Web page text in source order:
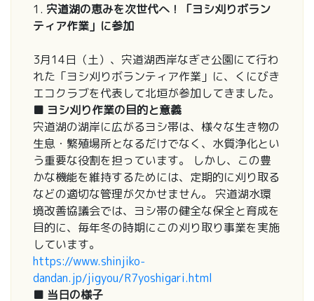
1. 宍道湖の恵みを次世代へ！「ヨシ刈りボラン
ティア作業」に参加
3月14日（土）、宍道湖西岸なぎさ公園にて行わ
れた「ヨシ刈りボランティア作業」に、くにびき
エコクラブを代表して北垣が参加してきました。
■ ヨシ刈り作業の目的と意義
宍道湖の湖岸に広がるヨシ帯は、様々な生き物の
生息・繁殖場所となるだけでなく、水質浄化とい
う重要な役割を担っています。 しかし、この豊
かな機能を維持するためには、定期的に刈り取る
などの適切な管理が欠かせません。 宍道湖水環
境改善協議会では、ヨシ帯の健全な保全と育成を
目的に、毎年冬の時期にこの刈り取り事業を実施
しています。
https://www.shinjiko-
dandan.jp/jigyou/R7yoshigari.html
■ 当日の様子